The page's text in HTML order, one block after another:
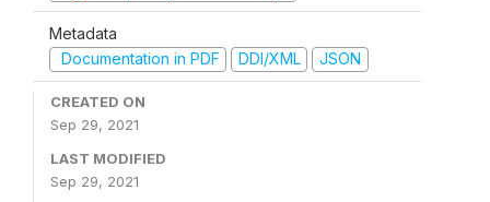
Metadata
Documentation in PDF
DDI/XML JSON
CREATED ON
Sep 29, 2021
LAST MODIFIED
Sep 29, 2021